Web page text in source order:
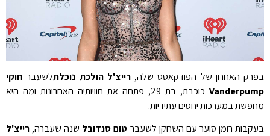
בפרק האחרון של הפודקאסט שלה,רייצ'ל הולכת נוכלתלשעבר חוקי
Vanderpump
כוכבת, בת 29, פתחה את חוויותיה האחרונות ומה היא
מחפשת במערכות יחסים עתידיות.
בעקבות רומן סוער עם השחקן לשעבר טום סנדובל שנה שעברה, רייצ'ל